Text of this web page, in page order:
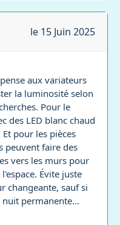
le 15 Juin 2025
aux variateurs
la luminosité selon
Pour le
des LED blanc chaud
pour les pièces
peuvent faire des
vers les murs pour
Évite juste
changeante, sauf si
nuit permanente…